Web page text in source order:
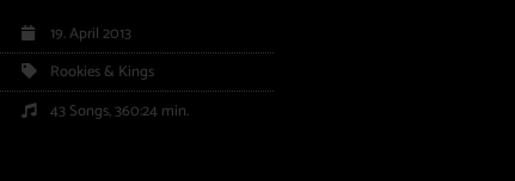
19. April 2013
Rookies & Kings
43 Songs, 360:24 min.